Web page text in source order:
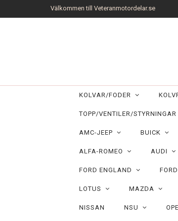
Välkommen till Veteranmotordelar.se
KOLVAR/FODER
TOPP/VENTILER/STYRNINGAR
AMC-JEEP BUICK
ALFA-ROMEO AUDI
FORD ENGLAND
LOTUS MAZDA
NISSAN NSU